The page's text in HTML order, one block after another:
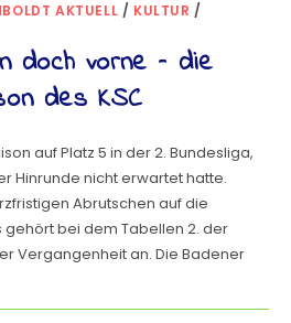
AKTUELL / KULTUR /
doch vorne – die
des KSC
auf Platz 5 in der 2. Bundesliga,
Hinrunde nicht erwartet hatte.
Abrutschen auf die
bei dem Tabellen 2. der
Vergangenheit an. Die Badener